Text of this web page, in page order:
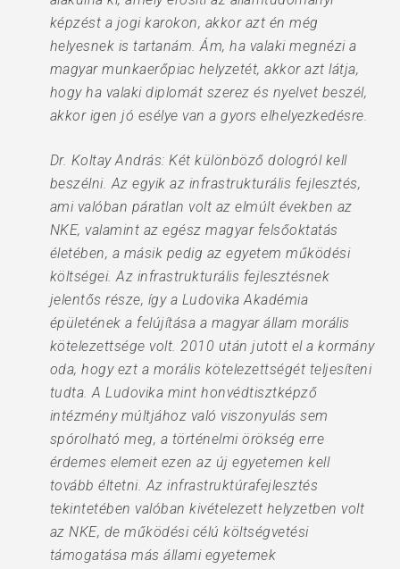
képzést a jogi karokon, akkor azt én még
helyesnek is tartanám. Ám, ha valaki megnézi a
magyar munkaerőpiac helyzetét, akkor azt látja,
hogy ha valaki diplomát szerez és nyelvet beszél,
akkor igen jó esélye van a gyors elhelyezkedésre.
Dr. Koltay András: Két különböző dologról kell
beszélni. Az egyik az infrastrukturális fejlesztés,
ami valóban páratlan volt az elmúlt években az
NKE, valamint az egész magyar felsőoktatás
életében, a másik pedig az egyetem működési
költségei. Az infrastrukturális fejlesztésnek
jelentős része, így a Ludovika Akadémia
épületének a felújítása a magyar állam morális
kötelezettsége volt. 2010 után jutott el a kormány
oda, hogy ezt a morális kötelezettségét teljesíteni
tudta. A Ludovika mint honvédtisztképző
intézmény múltjához való viszonyulás sem
spórolható meg, a történelmi örökség erre
érdemes elemeit ezen az új egyetemen kell
tovább éltetni. Az infrastruktúrafejlesztés
tekintetében valóban kivételezett helyzetben volt
az NKE, de működési célú költségvetési
támogatása más állami egyetemek